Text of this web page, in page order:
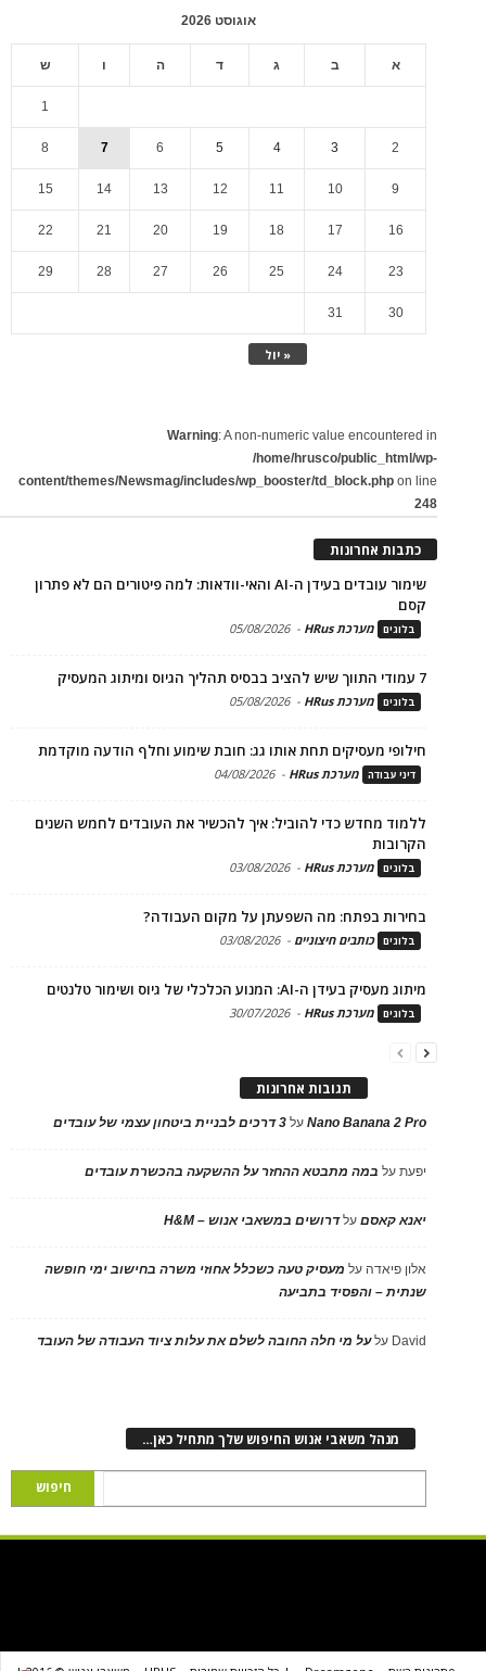
אוגוסט 2026
א ב ג ד ה ו ש
« יול
1
2
3
4
5
6
7
8
9
10
11
12
13
14
15
16
17
18
19
20
21
22
23
24
25
26
27
28
29
30
31
Warning: A non-numeric value encountered in
/home/hrusco/public_html/wp-
content/themes/Newsmag/includes/wp_booster/td_block.php on line
248
כתבות אחרונות
שימור עובדים בעידן ה-AI והאי-וודאות: למה פיטורים הם לא פתרון
קסם
בלוגים מערכת HRus -
05/08/2026
7 עמודי התווך שיש להציב בבסיס תהליך הגיוס ומיתוג המעסיק
בלוגים מערכת HRus -
05/08/2026
חילופי מעסיקים תחת אותו גג: חובת שימוע וחלף הודעה מוקדמת
דיני עבודה מערכת HRus -
04/08/2026
ללמוד מחדש כדי להוביל: איך להכשיר את העובדים לחמש השנים
הקרובות
בלוגים מערכת HRus -
03/08/2026
בחירות בפתח: מה השפעתן על מקום העבודה?
בלוגים כותבים חיצוניים -
03/08/2026
מיתוג מעסיק בעידן ה-AI: המנוע הכלכלי של גיוס ושימור טלנטים
בלוגים מערכת HRus -
30/07/2026
תגובות אחרונות
Nano Banana 2 Proעל 3 דרכים לבניית ביטחון עצמי של עובדים
יפעתעל במה מתבטא ההחזר על ההשקעה בהכשרת עובדים
יאנא קאסםעלדרושים במשאבי אנוש – H&M
אלון פיאדה על מעסיק טעה כשכלל אחוזי משרה בחישוב ימי חופשה
שנתית – והפסיד בתביעה
David עלעל מי חלה החובה לשלם את עלות ציוד העבודה של העובד
מנהל משאבי אנוש החיפוש שלך מתחיל כאן…